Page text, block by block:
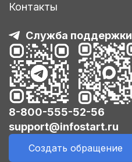
Контакты
Служба поддержки
8-800-555-52-56
support@infostart.ru
Создать обращение